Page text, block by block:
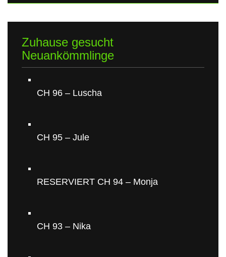
Zuhause gesucht
Neuankömmlinge
CH 96 – Luscha
CH 95 – Jule
RESERVIERT CH 94 – Monja
CH 93 – Nika